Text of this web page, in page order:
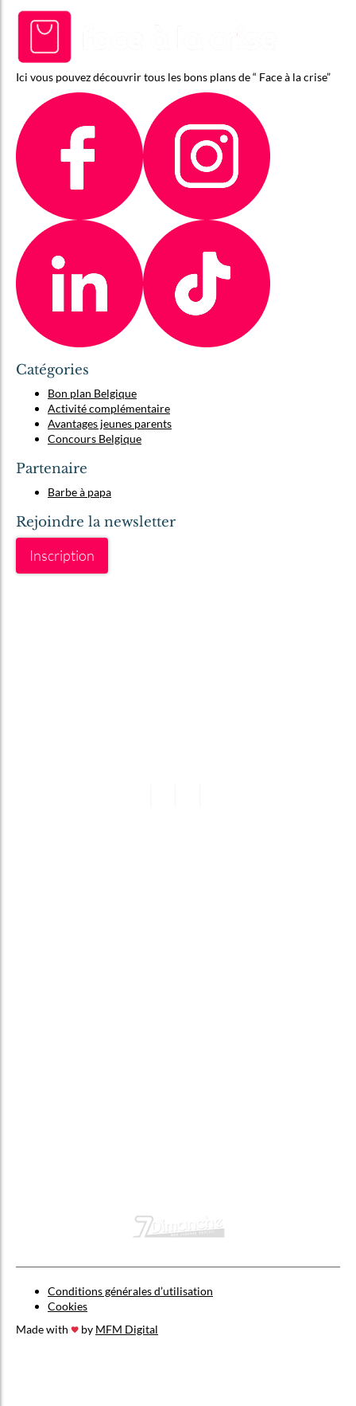
Ici vous pouvez découvrir tous les bons plans de “ Face à la crise”
Catégories
Bon plan Belgique
Activité complémentaire
Avantages jeunes parents
Concours Belgique
Partenaire
Barbe à papa
Rejoindre la newsletter
Inscription
Conditions générales d’utilisation
Cookies
Made with
by MFM Digital